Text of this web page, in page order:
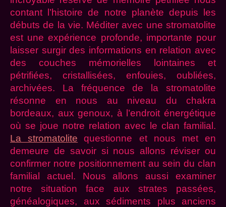
contant l’histoire de notre planète depuis les
débuts de la vie. Méditer avec une stromatolite
est une expérience profonde, importante pour
laisser surgir des informations en relation avec
des couches mémorielles lointaines et
pétrifiées, cristallisées, enfouies, oubliées,
archivées. La fréquence de la stromatolite
résonne en nous au niveau du chakra
bordeaux, aux genoux, à l’endroit énergétique
où se joue notre relation avec le clan familial.
La stromatolite
questionne et nous met en
demeure de savoir si nous allons réviser ou
confirmer notre positionnement au sein du clan
familial actuel. Nous allons aussi examiner
notre situation face aux strates passées,
généalogiques, aux sédiments plus anciens